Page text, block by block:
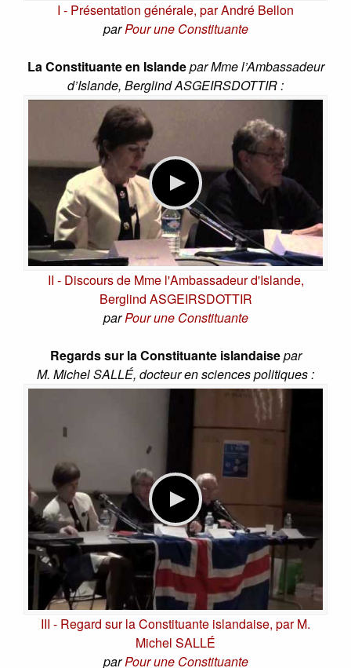
I - Présentation générale, par André Bellon
parPour une Constituante
La Constituante en Islandepar Mme l’Ambassadeur
d’Islande, Berglind ASGEIRSDOTTIR :
II - Discours de Mme l'Ambassadeur d'Islande,
Berglind ASGEIRSDOTTIR
parPour une Constituante
Regards sur la Constituante islandaisepar
M. Michel SALLÉ, docteur en sciences politiques :
III - Regard sur la Constituante islandaise, par M.
Michel SALLÉ
parPour une Constituante